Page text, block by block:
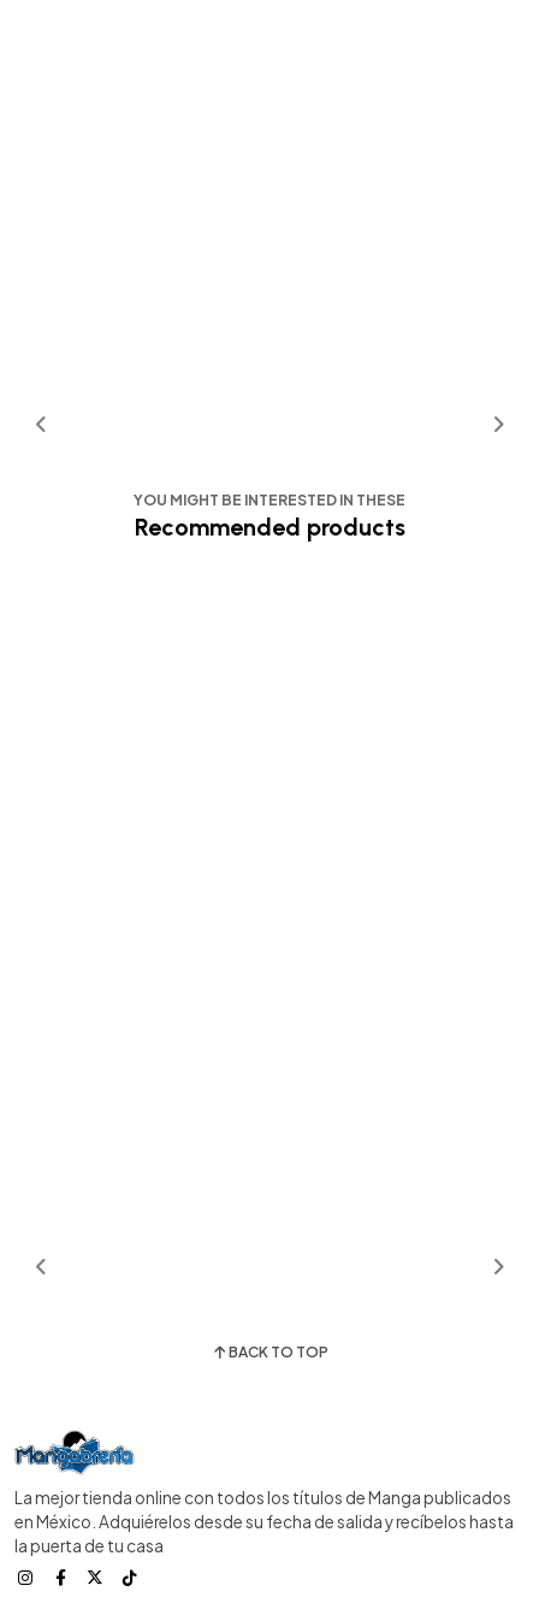
YOU MIGHT BE INTERESTED IN THESE
Recommended products
BACK TO TOP
La mejor tienda online con todos los títulos de Manga publicados
en México. Adquiérelos desde su fecha de salida y recíbelos hasta
la puerta de tu casa